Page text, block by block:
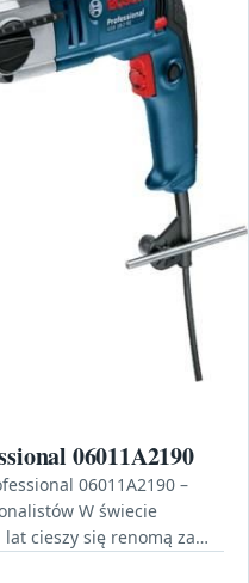
06011A2190
06011A2190 –
W świecie
cieszy się renomą za